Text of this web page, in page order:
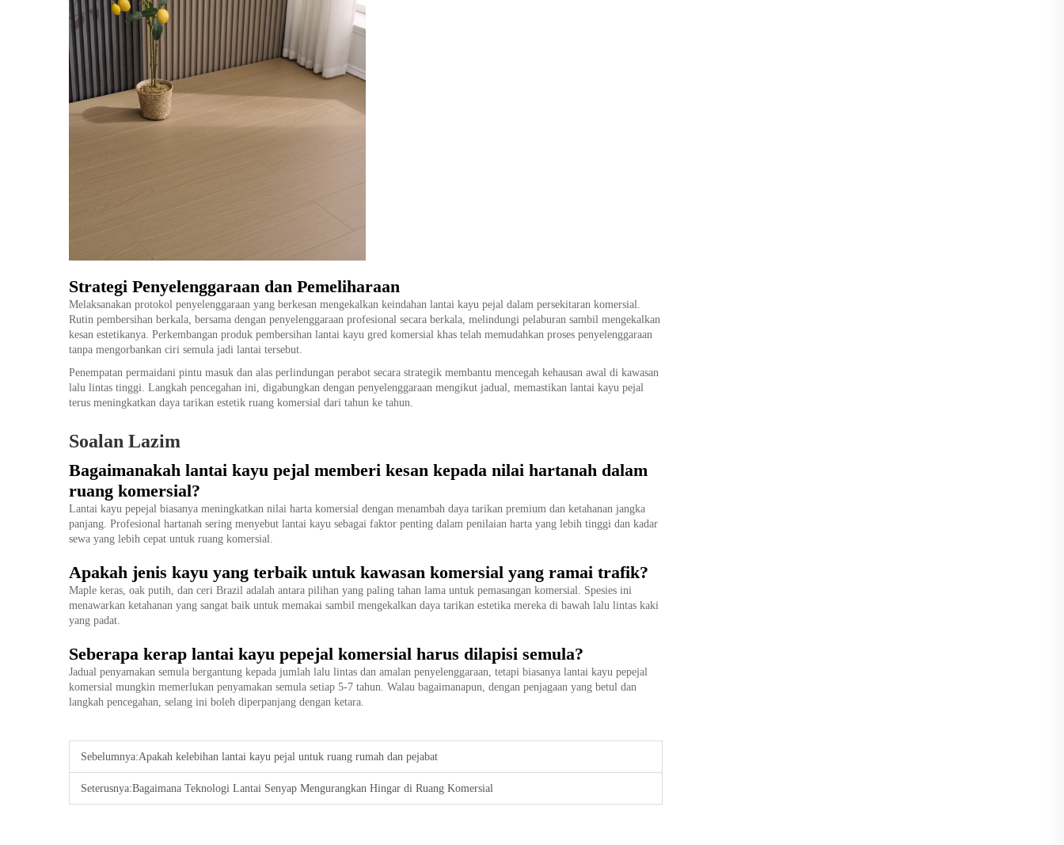
Strategi Penyelenggaraan dan Pemeliharaan
Melaksanakan protokol penyelenggaraan yang berkesan mengekalkan keindahan lantai kayu pejal dalam persekitaran komersial.
Rutin pembersihan berkala, bersama dengan penyelenggaraan profesional secara berkala, melindungi pelaburan sambil mengekalkan
kesan estetikanya. Perkembangan produk pembersihan lantai kayu gred komersial khas telah memudahkan proses penyelenggaraan
tanpa mengorbankan ciri semula jadi lantai tersebut.
Penempatan permaidani pintu masuk dan alas perlindungan perabot secara strategik membantu mencegah kehausan awal di kawasan
lalu lintas tinggi. Langkah pencegahan ini, digabungkan dengan penyelenggaraan mengikut jadual, memastikan lantai kayu pejal
terus meningkatkan daya tarikan estetik ruang komersial dari tahun ke tahun.
Soalan Lazim
Bagaimanakah lantai kayu pejal memberi kesan kepada nilai hartanah dalam
ruang komersial?
Lantai kayu pepejal biasanya meningkatkan nilai harta komersial dengan menambah daya tarikan premium dan ketahanan jangka
panjang. Profesional hartanah sering menyebut lantai kayu sebagai faktor penting dalam penilaian harta yang lebih tinggi dan kadar
sewa yang lebih cepat untuk ruang komersial.
Apakah jenis kayu yang terbaik untuk kawasan komersial yang ramai trafik?
Maple keras, oak putih, dan ceri Brazil adalah antara pilihan yang paling tahan lama untuk pemasangan komersial. Spesies ini
menawarkan ketahanan yang sangat baik untuk memakai sambil mengekalkan daya tarikan estetika mereka di bawah lalu lintas kaki
yang padat.
Seberapa kerap lantai kayu pepejal komersial harus dilapisi semula?
Jadual penyamakan semula bergantung kepada jumlah lalu lintas dan amalan penyelenggaraan, tetapi biasanya lantai kayu pepejal
komersial mungkin memerlukan penyamakan semula setiap 5-7 tahun. Walau bagaimanapun, dengan penjagaan yang betul dan
langkah pencegahan, selang ini boleh diperpanjang dengan ketara.
Sebelumnya:Apakah kelebihan lantai kayu pejal untuk ruang rumah dan pejabat
Seterusnya:Bagaimana Teknologi Lantai Senyap Mengurangkan Hingar di Ruang Komersial